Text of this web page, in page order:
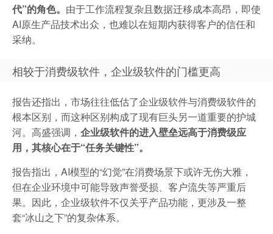
代”的角色。 由于工作流程复杂且数据迁移成本高昂，即使
AI原生产品技术出众，也难以在短期内获得客户的信任和
采纳。
相较于消费级软件，企业级软件的门槛更高
报告还指出，市场往往低估了企业级软件与消费级软件的
根本区别，而这种区别构成了现有巨头另一道重要的护城
河。高盛强调， 企业级软件的进入壁垒远高于消费级应
用，其核心在于“任务关键性”。
报告指出，AI模型的“幻觉”在消费场景下或许无伤大雅，
但在企业环境中可能导致声誉受损、客户流失等严重后
果。因此，企业级软件不仅关乎产品功能，更涉及一整
套“冰山之下”的复杂体系。